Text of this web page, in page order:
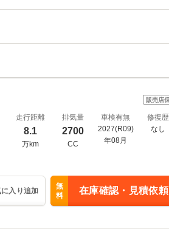
販売店
走行距離
8.1
万km
排気量
2700
CC
車検有無
2027(R09)
年08月
修復歴
なし
入り追加
無
料
在庫確認・見積依頼